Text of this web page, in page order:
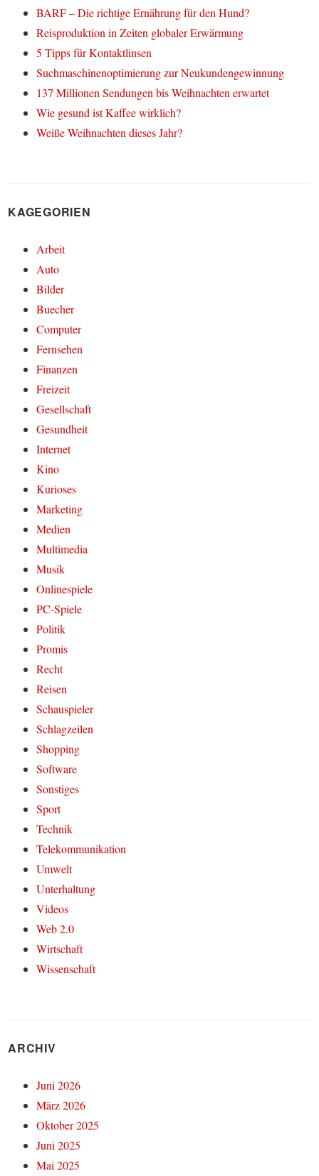
BARF – Die richtige Ernährung für den Hund?
Reisproduktion in Zeiten globaler Erwärmung
5 Tipps für Kontaktlinsen
Suchmaschinenoptimierung zur Neukundengewinnung
137 Millionen Sendungen bis Weihnachten erwartet
Wie gesund ist Kaffee wirklich?
Weiße Weihnachten dieses Jahr?
KAGEGORIEN
Arbeit
Auto
Bilder
Buecher
Computer
Fernsehen
Finanzen
Freizeit
Gesellschaft
Gesundheit
Internet
Kino
Kurioses
Marketing
Medien
Multimedia
Musik
Onlinespiele
PC-Spiele
Politik
Promis
Recht
Reisen
Schauspieler
Schlagzeilen
Shopping
Software
Sonstiges
Sport
Technik
Telekommunikation
Umwelt
Unterhaltung
Videos
Web 2.0
Wirtschaft
Wissenschaft
ARCHIV
Juni 2026
März 2026
Oktober 2025
Juni 2025
Mai 2025